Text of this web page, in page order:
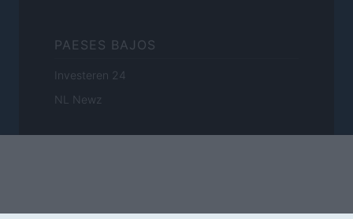
PAESES BAJOS
Investeren 24
NL Newz